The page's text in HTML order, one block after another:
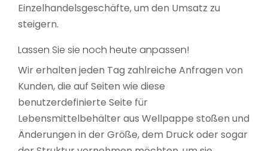
Einzelhandelsgeschäfte, um den Umsatz zu
steigern.
Lassen Sie sie noch heute anpassen!
Wir erhalten jeden Tag zahlreiche Anfragen von
Kunden, die auf Seiten wie diese
benutzerdefinierte Seite für
Lebensmittelbehälter aus Wellpappe stoßen und
Änderungen in der Größe, dem Druck oder sogar